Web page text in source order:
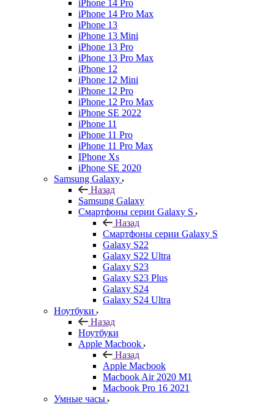
iPhone 14 Pro
iPhone 14 Pro Max
iPhone 13
iPhone 13 Mini
iPhone 13 Pro
iPhone 13 Pro Max
iPhone 12
iPhone 12 Mini
iPhone 12 Pro
iPhone 12 Pro Max
iPhone SE 2022
iPhone 11
iPhone 11 Pro
iPhone 11 Pro Max
IPhone Xs
iPhone SE 2020
Samsung Galaxy
Назад
Samsung Galaxy
Смартфоны серии Galaxy S
Назад
Смартфоны серии Galaxy S
Galaxy S22
Galaxy S22 Ultra
Galaxy S23
Galaxy S23 Plus
Galaxy S24
Galaxy S24 Ultra
Ноутбуки
Назад
Ноутбуки
Apple Macbook
Назад
Apple Macbook
Macbook Air 2020 M1
Macbook Pro 16 2021
Умные часы